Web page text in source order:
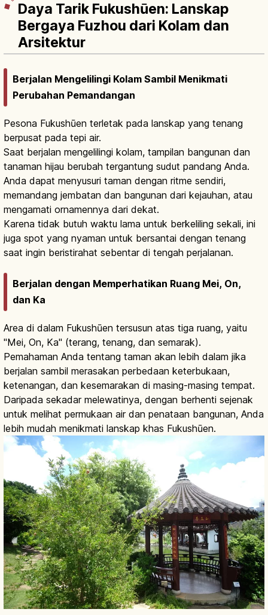
Daya Tarik Fukushūen: Lanskap
Bergaya Fuzhou dari Kolam dan
Arsitektur
Berjalan Mengelilingi Kolam Sambil Menikmati
Perubahan Pemandangan
Pesona Fukushūen terletak pada lanskap yang tenang
berpusat pada tepi air.
Saat berjalan mengelilingi kolam, tampilan bangunan dan
tanaman hijau berubah tergantung sudut pandang Anda.
Anda dapat menyusuri taman dengan ritme sendiri,
memandang jembatan dan bangunan dari kejauhan, atau
mengamati ornamennya dari dekat.
Karena tidak butuh waktu lama untuk berkeliling sekali, ini
juga spot yang nyaman untuk bersantai dengan tenang
saat ingin beristirahat sebentar di tengah perjalanan.
Berjalan dengan Memperhatikan Ruang Mei, On,
dan Ka
Area di dalam Fukushūen tersusun atas tiga ruang, yaitu
"Mei, On, Ka" (terang, tenang, dan semarak).
Pemahaman Anda tentang taman akan lebih dalam jika
berjalan sambil merasakan perbedaan keterbukaan,
ketenangan, dan kesemarakan di masing-masing tempat.
Daripada sekadar melewatinya, dengan berhenti sejenak
untuk melihat permukaan air dan penataan bangunan, Anda
lebih mudah menikmati lanskap khas Fukushūen.